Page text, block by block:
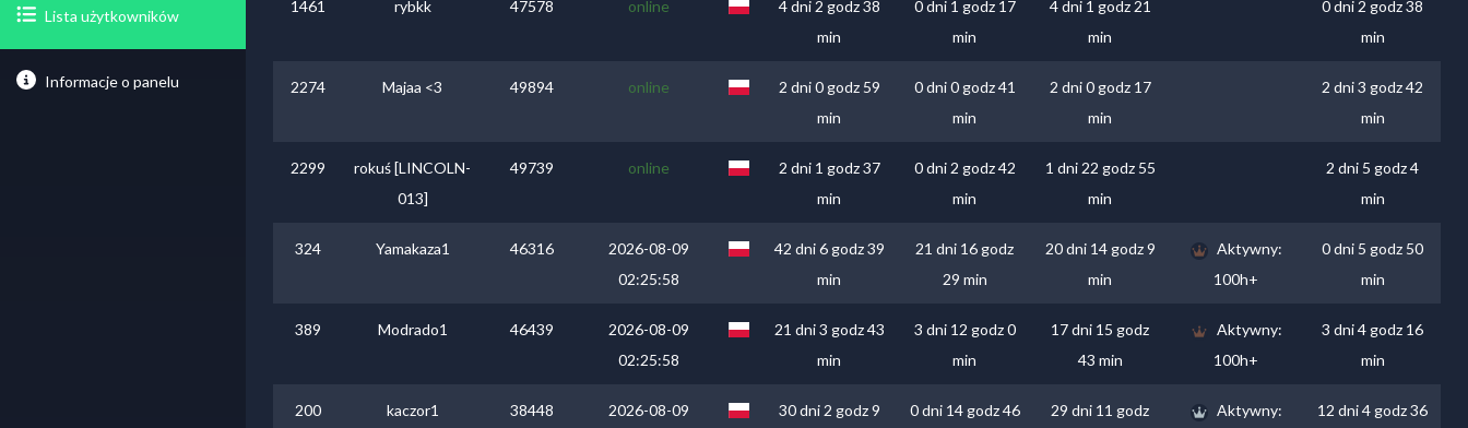
Lista użytkowników
Informacje o panelu
1461 rybkk 47578 online
4 dni 2 godz 38
min
0 dni 1 godz 17
min
4 dni 1 godz 21
min
0 dni 2 godz 38
min
2274 Majaa <3 49894 online
2 dni 0 godz 59
min
0 dni 0 godz 41
min
2 dni 0 godz 17
min
2 dni 3 godz 42
min
2299
rokuś [LINCOLN-
013]
49739 online
2 dni 1 godz 37
min
0 dni 2 godz 42
min
1 dni 22 godz 55
min
2 dni 5 godz 4
min
324 Yamakaza1 46316
2026-08-09
02:25:58
42 dni 6 godz 39
min
21 dni 16 godz
29 min
20 dni 14 godz 9
min
Aktywny:
100h+
0 dni 5 godz 50
min
389 Modrado1 46439
2026-08-09
02:25:58
21 dni 3 godz 43
min
3 dni 12 godz 0
min
17 dni 15 godz
43 min
Aktywny:
100h+
3 dni 4 godz 16
min
200 kaczor1 38448
2026-08-09
30 dni 2 godz 9
0 dni 14 godz 46
29 dni 11 godz
Aktywny:
12 dni 4 godz 36